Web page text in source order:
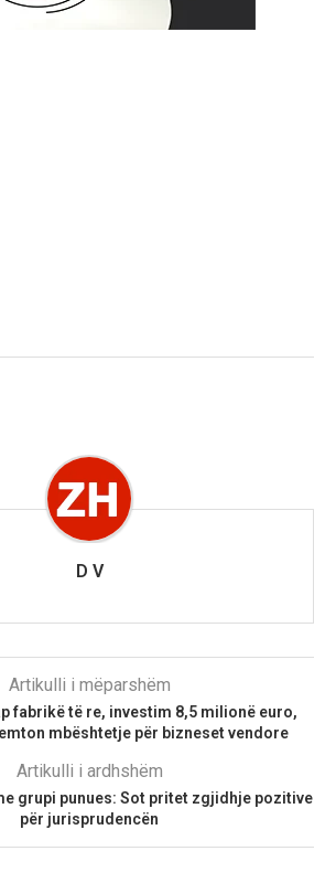
D V
Artikulli i mëparshëm
fabrikë të re, investim 8,5 milionë euro,
mbështetje për bizneset vendore
Artikulli i ardhshëm
grupi punues: Sot pritet zgjidhje pozitive
për jurisprudencën